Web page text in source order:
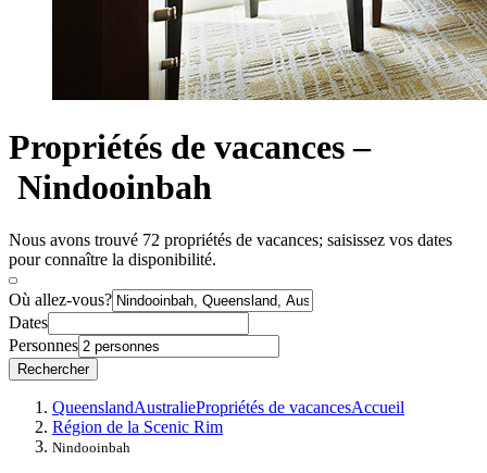
Propriétés de vacances –
Nindooinbah
Nous avons trouvé 72 propriétés de vacances; saisissez vos dates
pour connaître la disponibilité.
Où allez-vous?
Dates
Personnes
Rechercher
QueenslandAustraliePropriétés de vacancesAccueil
Région de la Scenic Rim
Nindooinbah